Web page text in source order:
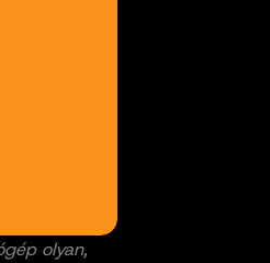
olyan,